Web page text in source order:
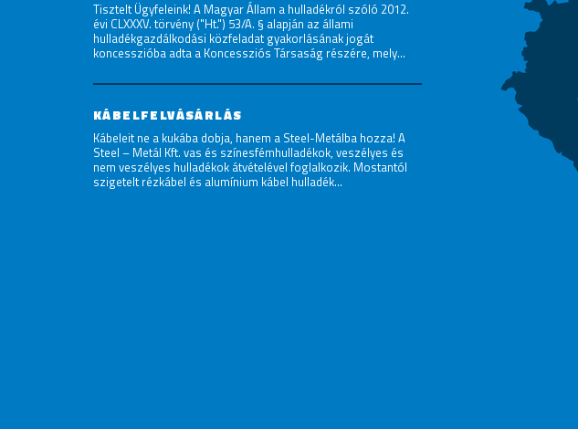
Tisztelt Ügyfeleink! A Magyar Állam a hulladékról szóló 2012.
évi CLXXXV. törvény ("Ht.") 53/A. § alapján az állami
hulladékgazdálkodási közfeladat gyakorlásának jogát
koncesszióba adta a Koncessziós Társaság részére, mely...
KÁBELFELVÁSÁRLÁS
Kábeleit ne a kukába dobja, hanem a Steel-Metálba hozza! A
Steel – Metál Kft. vas és színesfémhulladékok, veszélyes és
nem veszélyes hulladékok átvételével foglalkozik. Mostantól
szigetelt rézkábel és alumínium kábel hulladék...